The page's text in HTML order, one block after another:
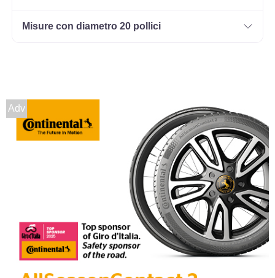
Misure con diametro 20 pollici
Adv